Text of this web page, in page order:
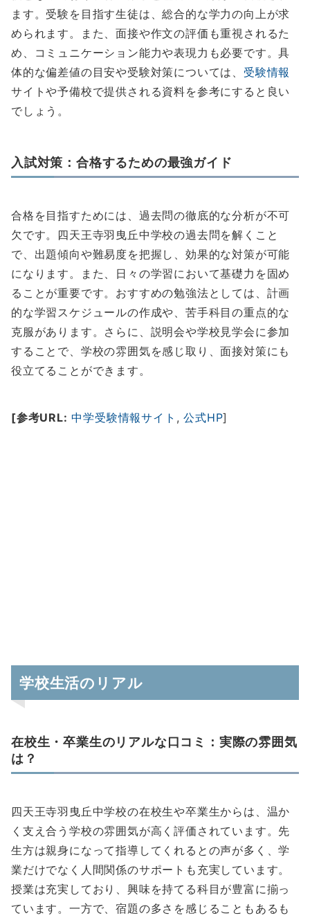
ます。受験を目指す生徒は、総合的な学力の向上が求
められます。また、面接や作文の評価も重視されるた
め、コミュニケーション能力や表現力も必要です。具
体的な偏差値の目安や受験対策については、 受験情報
サイトや予備校で提供される資料を参考にすると良い
でしょう。
入試対策：合格するための最強ガイド
合格を目指すためには、過去問の徹底的な分析が不可
欠です。四天王寺羽曳丘中学校の過去問を解くこと
で、出題傾向や難易度を把握し、効果的な対策が可能
になります。また、日々の学習において基礎力を固め
ることが重要です。おすすめの勉強法としては、計画
的な学習スケジュールの作成や、苦手科目の重点的な
克服があります。さらに、説明会や学校見学会に参加
することで、学校の雰囲気を感じ取り、面接対策にも
役立てることができます。
[参考URL: 中学受験情報サイト ,公式HP]
学校生活のリアル
在校生・卒業生のリアルな口コミ：実際の雰囲気
は？
四天王寺羽曳丘中学校の在校生や卒業生からは、温か
く支え合う学校の雰囲気が高く評価されています。先
生方は親身になって指導してくれるとの声が多く、学
業だけでなく人間関係のサポートも充実しています。
授業は充実しており、興味を持てる科目が豊富に揃っ
ています。一方で、宿題の多さを感じることもあるも